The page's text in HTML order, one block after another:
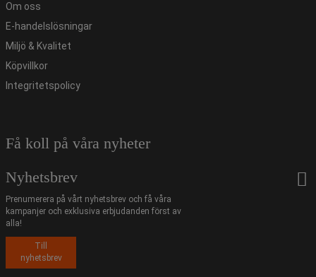
Om oss
E-handelslösningar
Miljö & Kvalitet
Köpvillkor
Integritetspolicy
Få koll på våra nyheter
Nyhetsbrev
Prenumerera på vårt nyhetsbrev och få våra
kampanjer och exklusiva erbjudanden först av
alla!
Till
nyhetsbrev